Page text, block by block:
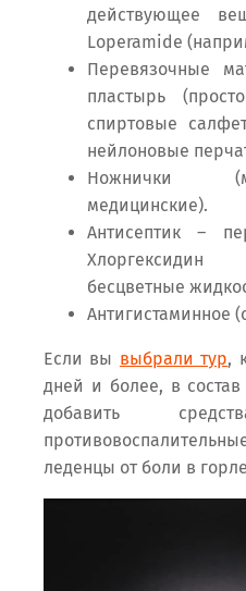
действующее
Loperamide
Перевязочные
пластырь
спиртовые
нейлоновые
Ножнички
медицинские).
Антисептик –
Хлоргексидин
бесцветные
Антигистаминное
Если вы выбрали тур,
дней и более, в
добавить
леденцы от боли в